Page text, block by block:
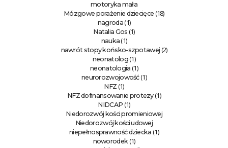
motoryka mała
Mózgowe porażenie dziecięce (18)
nagroda(1)
Natalia Gos (1)
nauka (1)
nawrót stopy końsko-szpotawej (2)
neonatolog(1)
neonatologia (1)
neurorozwojowość(1)
NFZ (1)
NFZ dofinansowanie protezy(1)
NIDCAP (1)
Niedorozwój kości promieniowej
Niedorozwój kości udowej
niepełnosprawność dziecka (1)
noworodek(1)